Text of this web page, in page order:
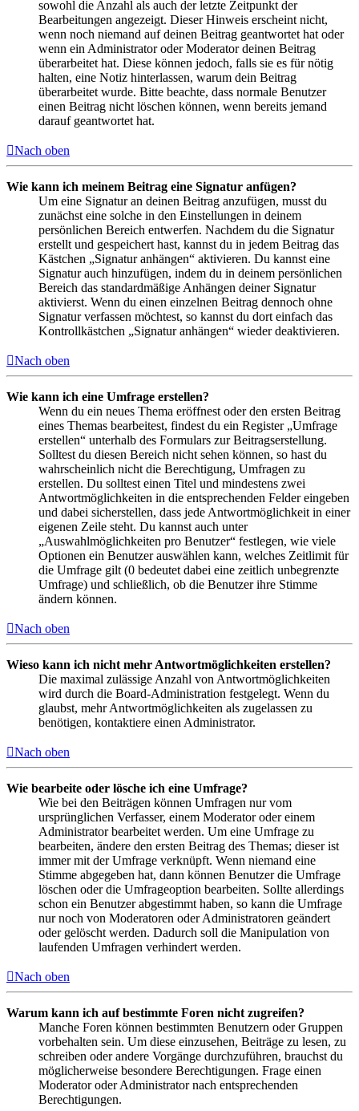
sowohl die Anzahl als auch der letzte Zeitpunkt der
Bearbeitungen angezeigt. Dieser Hinweis erscheint nicht,
wenn noch niemand auf deinen Beitrag geantwortet hat oder
wenn ein Administrator oder Moderator deinen Beitrag
überarbeitet hat. Diese können jedoch, falls sie es für nötig
halten, eine Notiz hinterlassen, warum dein Beitrag
überarbeitet wurde. Bitte beachte, dass normale Benutzer
einen Beitrag nicht löschen können, wenn bereits jemand
darauf geantwortet hat.
Nach oben
Wie kann ich meinem Beitrag eine Signatur anfügen?
Um eine Signatur an deinen Beitrag anzufügen, musst du
zunächst eine solche in den Einstellungen in deinem
persönlichen Bereich entwerfen. Nachdem du die Signatur
erstellt und gespeichert hast, kannst du in jedem Beitrag das
Kästchen „Signatur anhängen“ aktivieren. Du kannst eine
Signatur auch hinzufügen, indem du in deinem persönlichen
Bereich das standardmäßige Anhängen deiner Signatur
aktivierst. Wenn du einen einzelnen Beitrag dennoch ohne
Signatur verfassen möchtest, so kannst du dort einfach das
Kontrollkästchen „Signatur anhängen“ wieder deaktivieren.
Nach oben
Wie kann ich eine Umfrage erstellen?
Wenn du ein neues Thema eröffnest oder den ersten Beitrag
eines Themas bearbeitest, findest du ein Register „Umfrage
erstellen“ unterhalb des Formulars zur Beitragserstellung.
Solltest du diesen Bereich nicht sehen können, so hast du
wahrscheinlich nicht die Berechtigung, Umfragen zu
erstellen. Du solltest einen Titel und mindestens zwei
Antwortmöglichkeiten in die entsprechenden Felder eingeben
und dabei sicherstellen, dass jede Antwortmöglichkeit in einer
eigenen Zeile steht. Du kannst auch unter
„Auswahlmöglichkeiten pro Benutzer“ festlegen, wie viele
Optionen ein Benutzer auswählen kann, welches Zeitlimit für
die Umfrage gilt (0 bedeutet dabei eine zeitlich unbegrenzte
Umfrage) und schließlich, ob die Benutzer ihre Stimme
ändern können.
Nach oben
Wieso kann ich nicht mehr Antwortmöglichkeiten erstellen?
Die maximal zulässige Anzahl von Antwortmöglichkeiten
wird durch die Board-Administration festgelegt. Wenn du
glaubst, mehr Antwortmöglichkeiten als zugelassen zu
benötigen, kontaktiere einen Administrator.
Nach oben
Wie bearbeite oder lösche ich eine Umfrage?
Wie bei den Beiträgen können Umfragen nur vom
ursprünglichen Verfasser, einem Moderator oder einem
Administrator bearbeitet werden. Um eine Umfrage zu
bearbeiten, ändere den ersten Beitrag des Themas; dieser ist
immer mit der Umfrage verknüpft. Wenn niemand eine
Stimme abgegeben hat, dann können Benutzer die Umfrage
löschen oder die Umfrageoption bearbeiten. Sollte allerdings
schon ein Benutzer abgestimmt haben, so kann die Umfrage
nur noch von Moderatoren oder Administratoren geändert
oder gelöscht werden. Dadurch soll die Manipulation von
laufenden Umfragen verhindert werden.
Nach oben
Warum kann ich auf bestimmte Foren nicht zugreifen?
Manche Foren können bestimmten Benutzern oder Gruppen
vorbehalten sein. Um diese einzusehen, Beiträge zu lesen, zu
schreiben oder andere Vorgänge durchzuführen, brauchst du
möglicherweise besondere Berechtigungen. Frage einen
Moderator oder Administrator nach entsprechenden
Berechtigungen.